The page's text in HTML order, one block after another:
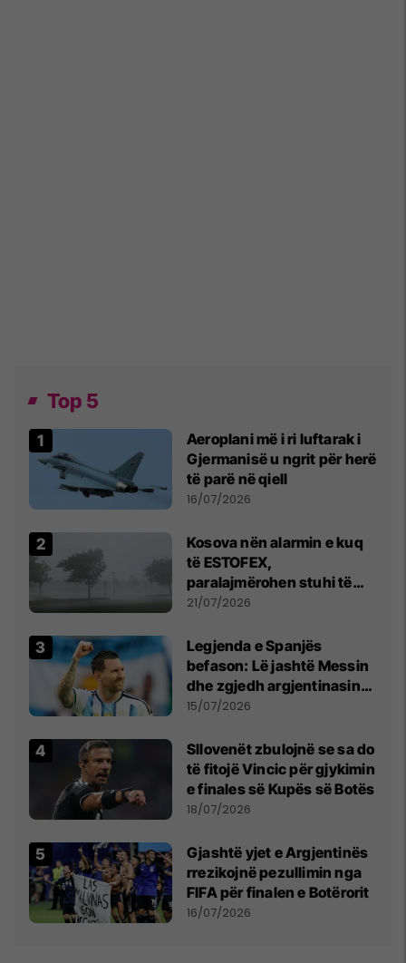
Top 5
Aeroplani më i ri luftarak i
Gjermanisë u ngrit për herë
të parë në qiell
16/07/2026
Kosova nën alarmin e kuq
të ESTOFEX,
paralajmërohen stuhi të
fuqishme me breshër dhe
21/07/2026
Legjenda e Spanjës
befason: Lë jashtë Messin
dhe zgjedh argjentinasin
më të mirë në botë
15/07/2026
Sllovenët zbulojnë se sa do
të fitojë Vincic për gjykimin
e finales së Kupës së Botës
18/07/2026
Gjashtë yjet e Argjentinës
rrezikojnë pezullimin nga
FIFA për finalen e Botërorit
16/07/2026